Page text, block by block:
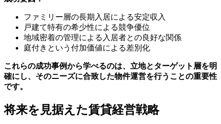
ファミリー層の長期入居による安定収入
戸建て特有の希少性による競争優位
地域密着の管理による入居者との良好な関係
庭付きという付加価値による差別化
これらの成功事例から学べるのは、立地とターゲット層を明
確にし、そのニーズに合致した物件運営を行うことの重要性
です。
将来を見据えた賃貸経営戦略